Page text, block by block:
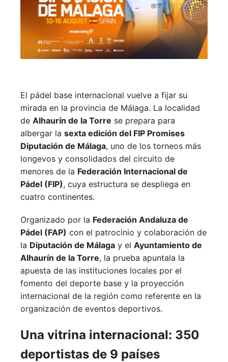
El pádel base internacional vuelve a fijar su
mirada en la provincia de Málaga. La localidad
de Alhaurín de la Torre se prepara para
albergar la sexta edición del FIP Promises
Diputación de Málaga, uno de los torneos más
longevos y consolidados del circuito de
menores de la Federación Internacional de
Pádel (FIP), cuya estructura se despliega en
cuatro continentes.
Organizado por la Federación Andaluza de
Pádel (FAP) con el patrocinio y colaboración de
la Diputación de Málaga y el Ayuntamiento de
Alhaurín de la Torre, la prueba apuntala la
apuesta de las instituciones locales por el
fomento del deporte base y la proyección
internacional de la región como referente en la
organización de eventos deportivos.
Una vitrina internacional: 350
deportistas de 9 países